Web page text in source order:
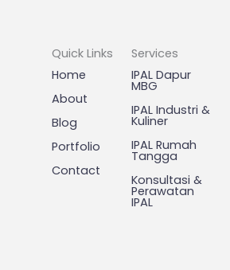
Quick Links
Home
About
Blog
Portfolio
Contact
Services
IPAL Dapur
MBG
IPAL Industri &
Kuliner
IPAL Rumah
Tangga
Konsultasi &
Perawatan
IPAL